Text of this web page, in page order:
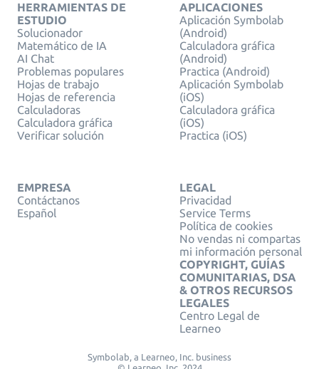
HERRAMIENTAS DE
ESTUDIO
Solucionador
Matemático de IA
AI Chat
Problemas populares
Hojas de trabajo
Hojas de referencia
Calculadoras
Calculadora gráfica
Verificar solución
APLICACIONES
Aplicación Symbolab
(Android)
Calculadora gráfica
(Android)
Practica (Android)
Aplicación Symbolab
(iOS)
Calculadora gráfica
(iOS)
Practica (iOS)
EMPRESA
Contáctanos
Español
LEGAL
Privacidad
Service Terms
Política de cookies
No vendas ni compartas
mi información personal
COPYRIGHT, GUÍAS
COMUNITARIAS, DSA
& OTROS RECURSOS
LEGALES
Centro Legal de
Learneo
Symbolab, a Learneo, Inc. business